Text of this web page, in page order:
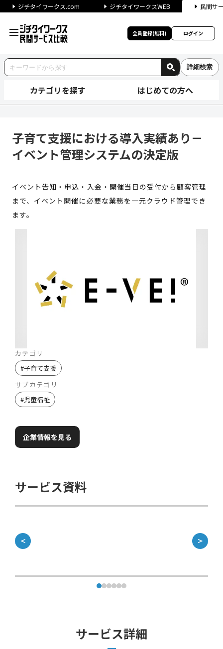
ジチタイワークス.com ジチタイワークスWEB 民間サ
会員登録(無料) ログイン
詳細検索
カテゴリを探す はじめての方へ
子育て支援における導入実績あり－
イベント管理システムの決定版
イベント告知・申込・⼊⾦・開催当⽇の受付から顧客管理
まで、イベント開催に必要な業務を⼀元クラウド管理でき
ます。
カテゴリ
#子育て支援
サブカテゴリ
#児童福祉
企業情報を見る
サービス資料
＜ ＞
サービス詳細